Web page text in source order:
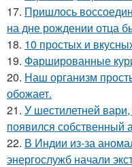
17. Пришлось
на дне рождении отца
18. 10 простых и
19. Фаршированные
20. Наш организм
обожает.
21. У шестилетней
появился собственный
22. В Индии из-за
энергослужб начали